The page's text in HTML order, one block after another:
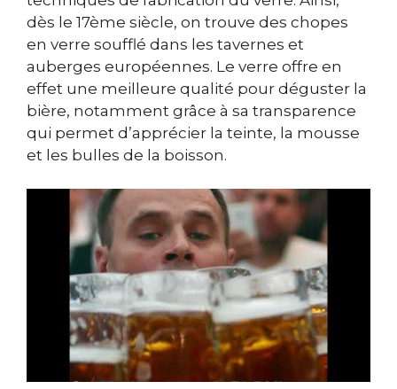
dès le 17ème siècle, on trouve des chopes
en verre soufflé dans les tavernes et
auberges européennes. Le verre offre en
effet une meilleure qualité pour déguster la
bière, notamment grâce à sa transparence
qui permet d’apprécier la teinte, la mousse
et les bulles de la boisson.